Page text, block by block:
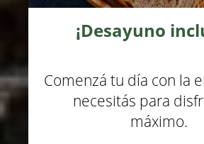
¡Desayuno
Comenzá tu día con la
necesitás para
máximo.